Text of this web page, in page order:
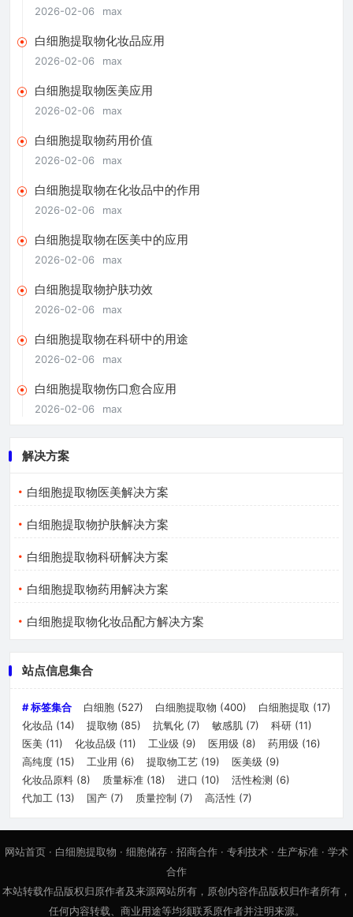
2026-02-06 max
白细胞提取物化妆品应用
2026-02-06 max
白细胞提取物医美应用
2026-02-06 max
白细胞提取物药用价值
2026-02-06 max
白细胞提取物在化妆品中的作用
2026-02-06 max
白细胞提取物在医美中的应用
2026-02-06 max
白细胞提取物护肤功效
2026-02-06 max
白细胞提取物在科研中的用途
2026-02-06 max
白细胞提取物伤口愈合应用
2026-02-06 max
解决方案
白细胞提取物医美解决方案
白细胞提取物护肤解决方案
白细胞提取物科研解决方案
白细胞提取物药用解决方案
白细胞提取物化妆品配方解决方案
站点信息集合
# 标签集合 白细胞 (527) 白细胞提取物 (400) 白细胞提取 (17)
化妆品 (14) 提取物 (85) 抗氧化 (7) 敏感肌 (7) 科研 (11)
医美 (11) 化妆品级 (11) 工业级 (9) 医用级 (8) 药用级 (16)
高纯度 (15) 工业用 (6) 提取物工艺 (19) 医美级 (9)
化妆品原料 (8) 质量标准 (18) 进口 (10) 活性检测 (6)
代加工 (13) 国产 (7) 质量控制 (7) 高活性 (7)
网站首页 · 白细胞提取物 · 细胞储存 · 招商合作 · 专利技术 · 生产标准 · 学术
合作
本站转载作品版权归原作者及来源网站所有，原创内容作品版权归作者所有，
任何内容转载、商业用途等均须联系原作者并注明来源。